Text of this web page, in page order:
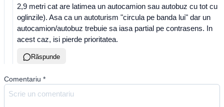
2,9 metri cat are latimea un autocamion sau autobuz cu tot cu
oglinzile). Asa ca un autoturism "circula pe banda lui" dar un
autocamion/autobuz trebuie sa iasa partial pe contrasens. In
acest caz, isi pierde prioritatea.
Răspunde
Comentariu *